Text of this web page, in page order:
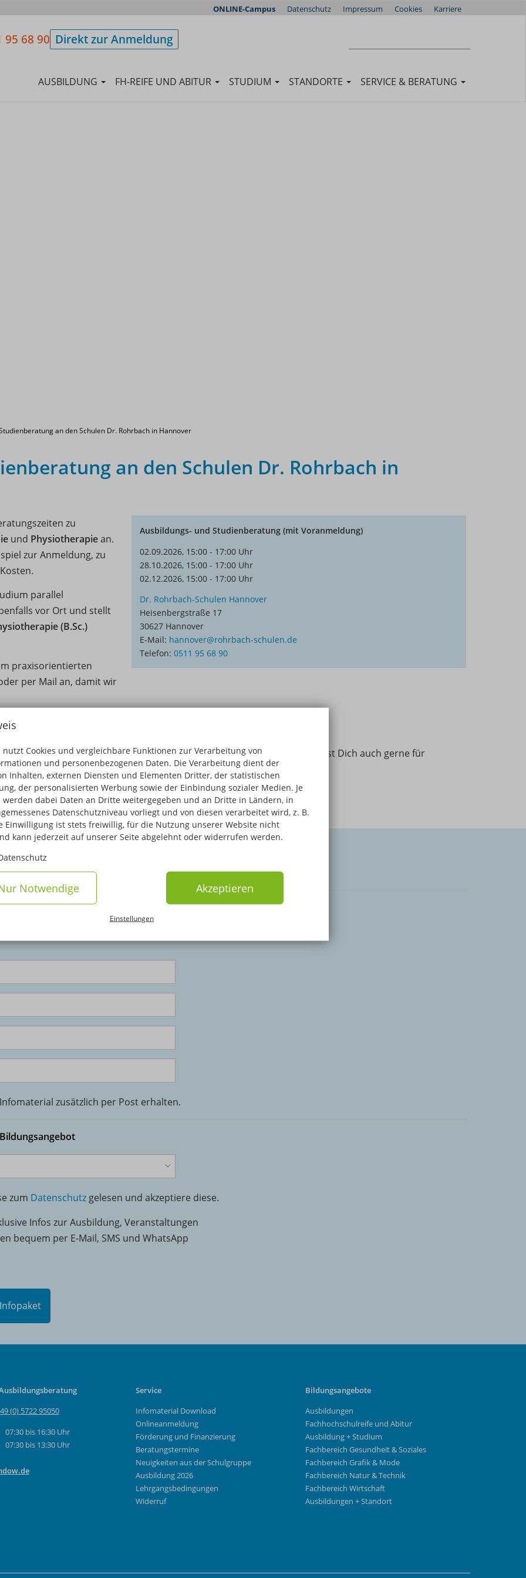
nutzt Cookies und vergleichbare Funktionen zur Verarbeitung von
und personenbezogenen Daten. Die Verarbeitung dient der
Inhalten, externen Diensten und Elementen Dritter, der statistischen
der personalisierten Werbung sowie der Einbindung sozialer Medien. Je
werden dabei Daten an Dritte weitergegeben und an Dritte in Ländern, in
Datenschutzniveau vorliegt und von diesen verarbeitet wird, z. B.
Einwilligung ist stets freiwillig, für die Nutzung unserer Website nicht
kann jederzeit auf unserer Seite abgelehnt oder widerrufen werden.
Akzeptieren
Notwendige
Einstellungen
ONLINE-Campus Datenschutz Impressum Cookies Karriere
95 68 90 Direkt zur Anmeldung
SUCHEN
AUSBILDUNG FH-REIFE UND ABITUR STUDIUM STANDORTE SERVICE & BERATUNG
an den Schulen Dr. Rohrbach in Hannover
an den Schulen Dr. Rohrbach in
Ausbildungs- und Studienberatung (mit Voranmeldung)
02.09.2026, 15:00 - 17:00 Uhr
28.10.2026, 15:00 - 17:00 Uhr
02.12.2026, 15:00 - 17:00 Uhr
Dr. Rohrbach-Schulen Hannover
Heisenbergstraße 17
30627 Hannover
E-Mail: hannover@rohrbach-schulen.de
Telefon: 0511 95 68 90
zu
und Physiotherapiean.
zur Anmeldung, zu
parallel
vor Ort und stellt
(B.Sc.)
praxisorientierten
per Mail an, damit wir
Dann vereinbare einfach einen individuellen Termin mit uns! Du kannst Dich auch gerne für
Hannover.
anfordern
als Download oder kostenfrei per Post!
zusätzlich per Post erhalten.
zum Datenschutz gelesen und akzeptiere diese.
Infos zur Ausbildung, Veranstaltungen
bequem per E-Mail, SMS und WhatsApp
(0) 5722 95050
07:30 bis 16:30 Uhr
07:30 bis 13:30 Uhr
Service
Infomaterial Download
Onlineanmeldung
Förderung und Finanzierung
Beratungstermine
Neuigkeiten aus der Schulgruppe
Ausbildung 2026
Lehrgangsbedingungen
Widerruf
Bildungsangebote
Ausbildungen
Fachhochschulreife und Abitur
Ausbildung + Studium
Fachbereich Gesundheit & Soziales
Fachbereich Grafik & Mode
Fachbereich Natur & Technik
Fachbereich Wirtschaft
Ausbildungen + Standort